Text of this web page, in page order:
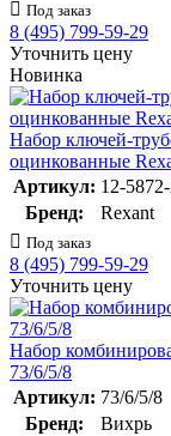
Под заказ
8 (495) 799-59-29
Уточнить цену
Новинка
Набор ключей-
оцинкованные
Артикул: 12-
Бренд:
Rexant
Под заказ
8 (495) 799-59-29
Уточнить цену
Набор
73/6/5/8
Артикул: 73/6/5/8
Бренд:
Вихрь